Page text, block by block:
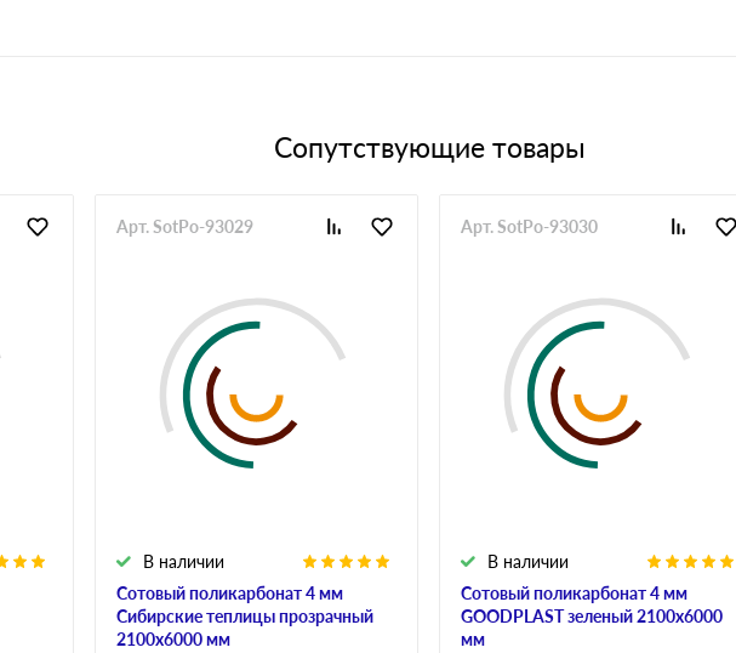
Сопутствующие товары
Сотовый поликарбонат 4 мм
Сибирские теплицы прозрачный
2100х6000 мм
В наличии
Арт. SotPo-93029
Сотовый поликарбонат 4 мм
GOODPLAST зеленый 2100х6000
мм
В наличии
Арт. SotPo-93030